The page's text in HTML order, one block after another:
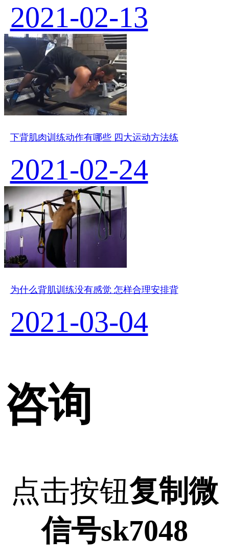
2021-02-13
下背肌肉训练动作有哪些 四大运动方法练
2021-02-24
为什么背肌训练没有感觉 怎样合理安排背
2021-03-04
咨询
点击按钮复制微
信号sk7048